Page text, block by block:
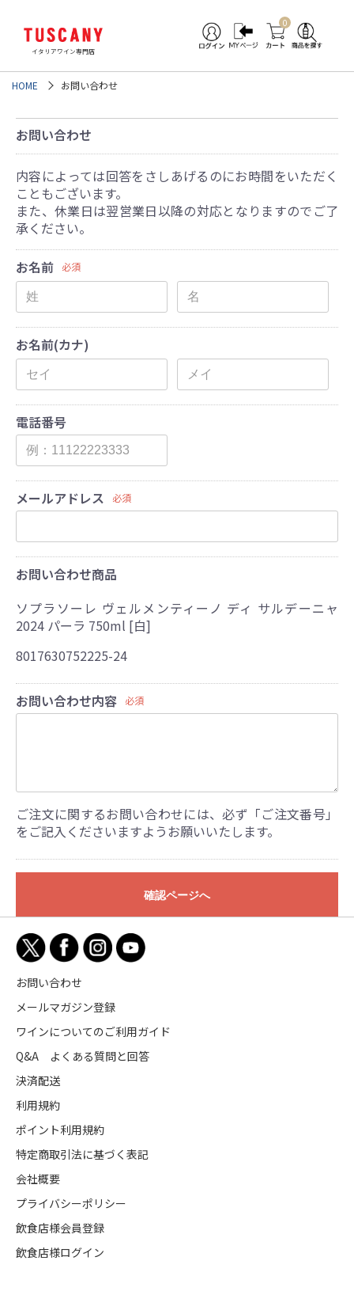
イタリアワイン専門店
0
HOME お問い合わせ
お問い合わせ
内容によっては回答をさしあげるのにお時間をいただく
こともございます。
また、休業日は翌営業日以降の対応となりますのでご了
承ください。
お名前 必須
お名前(カナ)
電話番号
メールアドレス 必須
お問い合わせ商品
ソプラソーレ ヴェルメンティーノ ディ サルデーニャ
2024 パーラ 750ml [白]
8017630752225-24
お問い合わせ内容 必須
ご注文に関するお問い合わせには、必ず「ご注文番号」
をご記入くださいますようお願いいたします。
確認ページへ
お問い合わせ
メールマガジン登録
ワインについてのご利用ガイド
Q&A よくある質問と回答
決済配送
利用規約
ポイント利用規約
特定商取引法に基づく表記
会社概要
プライバシーポリシー
飲食店様会員登録
飲食店様ログイン